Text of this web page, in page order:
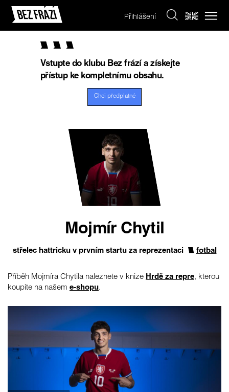
Přihlášení
Vstupte do klubu Bez frází a získejte
přístup ke kompletnímu obsahu.
Chci předplatné
Mojmír Chytil
střelec hattricku v prvním startu za reprezentaci fotbal
Příběh Mojmíra Chytila naleznete v knize Hrdě za repre, kterou
koupíte na našem e-shopu.